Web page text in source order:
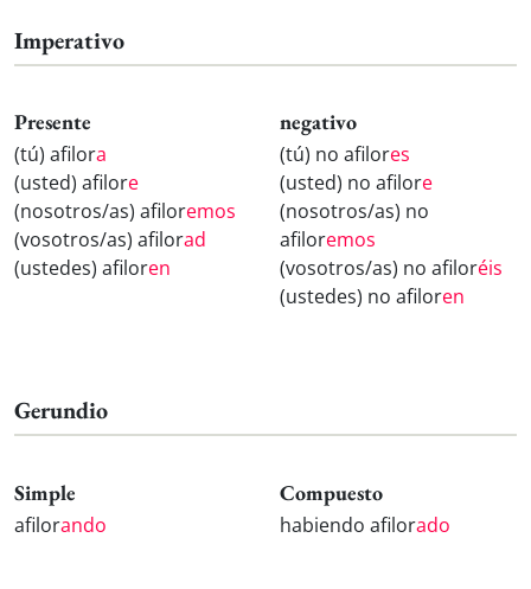
Imperativo
Presente
(tú) afilora
(usted) afilore
(nosotros/as) afiloremos
(vosotros/as) afilorad
(ustedes) afiloren
negativo
(tú) no afilores
(usted) no afilore
(nosotros/as) no
afiloremos
(vosotros/as) no afiloréis
(ustedes) no afiloren
Gerundio
Simple
afilorando
Compuesto
habiendo afilorado